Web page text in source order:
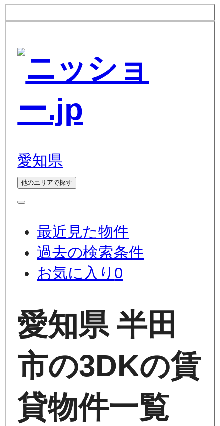
愛知県
他のエリアで探す
最近見た物件
過去の検索条件
お気に入り 0
愛知県 半田
市の3DKの賃
貸物件一覧